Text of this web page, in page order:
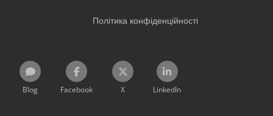
Політика конфіденційності
Blog Facebook X LinkedIn